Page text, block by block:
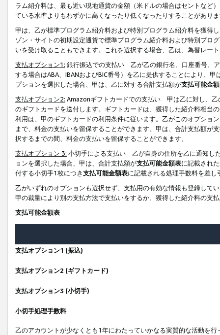
ラム紹介料は、最も近い現地通貨の金額（米ドルの場合はセントなど
ている水準よりもわずかに高くなったり低くなったりすることがあり
甲は、乙が標準プログラム紹介料および特別プログラム紹介料を獲得
ゾン・サイトの初期設定通貨で標準プログラム紹介料および特別プロ
いを受け取ることもできます。これを選択する場合、乙は、為替レー
支払オプション1: 銀行振込での支払い 乙が乙の銀行名、口座番号、
する場合はABA、IBANおよびBIC番号）を乙に提供することにより、
プションを選択した場合、甲は、乙に対する合計支払額が支払可能金
支払オプション2: Amazonギフトカードでの支払い 甲は乙に対し、乙
のギフトカードを送付します。ギフトカードは、獲得した紹介料相当
利用は、甲のギフトカードの利用条件に従います。乙がこのオプショ
まで、料金の支払いを留保することができます。甲は、合計支払額が
択するまでの間、料金の支払いを留保することができます。
支払オプション 3: 小切手による支払い 乙が自身の住所を乙に通知し
ョンを選択した場合、甲は、合計支払額が支払可能金額表に記載され
付する小切手1枚につき支払可能金額表に記載される処理手数料を差し
乙がいずれのオプションも選択せず、支払用の有効な情報も登録して
甲の裁量により別の支払方法で支払いをするか、獲得した紹介料の支
支払可能金額表
支払オプション1 (振込)
支払オプション2 (ギフトカード)
支払オプション3 (小切手)
小切手処理手数料
乙のアカウントが少なくとも1年にわたっていかなる実質的な活動を